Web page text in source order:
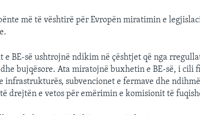
më të vështirë për Evropën miratimin e
e BE-së ushtrojnë ndikim në çështjet që nga
bujqësore. Ata miratojnë buxhetin e BE-së, i cili
infrastrukturës, subvencionet e fermave dhe
drejtën e vetos për emërimin e komisionit të